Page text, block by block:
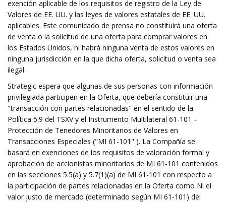
exención aplicable de los requisitos de registro de la Ley de
Valores de EE. UU. y las leyes de valores estatales de EE. UU.
aplicables. Este comunicado de prensa no constituirá una oferta
de venta o la solicitud de una oferta para comprar valores en
los Estados Unidos, ni habrá ninguna venta de estos valores en
ninguna jurisdicción en la que dicha oferta, solicitud o venta sea
ilegal.
Strategic espera que algunas de sus personas con información
privilegiada participen en la Oferta, que debería constituir una
"transacción con partes relacionadas" en el sentido de la
Política 5.9 del TSXV y el Instrumento Multilateral 61-101 –
Protección de Tenedores Minoritarios de Valores en
Transacciones Especiales ("MI 61-101" ). La Compañía se
basará en exenciones de los requisitos de valoración formal y
aprobación de accionistas minoritarios de MI 61-101 contenidos
en las secciones 5.5(a) y 5.7(1)(a) de MI 61-101 con respecto a
la participación de partes relacionadas en la Oferta como Ni el
valor justo de mercado (determinado según MI 61-101) del